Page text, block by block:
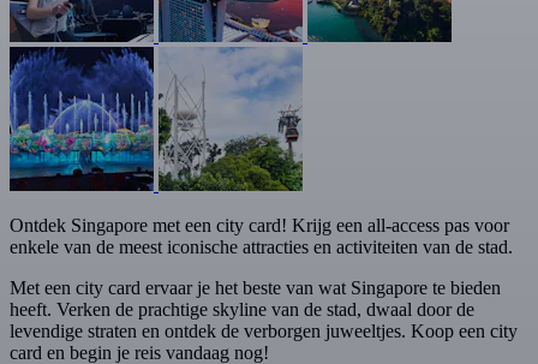
Ontdek Singapore met een city card! Krijg een all-access pas voor
enkele van de meest iconische attracties en activiteiten van de stad.
Met een city card ervaar je het beste van wat Singapore te bieden
heeft. Verken de prachtige skyline van de stad, dwaal door de
levendige straten en ontdek de verborgen juweeltjes. Koop een city
card en begin je reis vandaag nog!